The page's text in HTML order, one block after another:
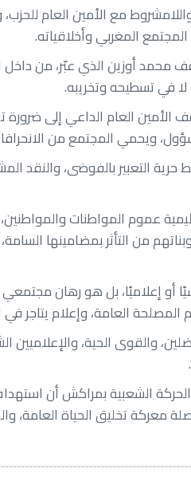
مع الأمين العام
المغربي وأخلاقياته.
أوزين الذي عبّر، من داخل
في تسطيحه وتخريبه.
الأمين العام الداعي إلى
ويحمي المجتمع من
التعبير بالفوضى، والنقد
عموم المواطنات
من التأثر بمضامينها
أو إعلاميًا، بل هو رهان
المصلحة العامة، وإعلام يتاجر في
والقوى الحية،
الحركة الشعبية بمراكش أن
معركة تخليق الحياة